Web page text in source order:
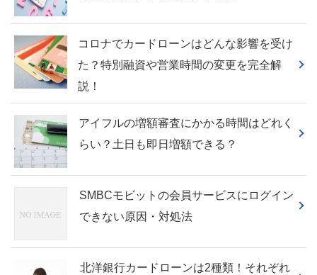
コロナでカードローンはどんな影響を受け
た？特別融資や営業時間の変更を完全解
説！
アイフルの増額審査にかかる時間はどれく
らい？土日も即日増額できる？
SMBCモビットの会員サービスにログイン
できない原因・対処法
北洋銀行カードローンは2種類！それぞれ